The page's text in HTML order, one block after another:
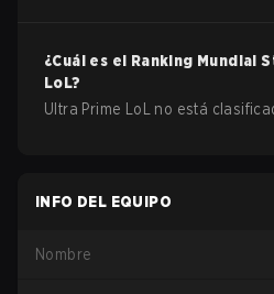
¿Cuál es el Ranking Mundial
LoL?
Ultra Prime LoL no está
INFO DEL EQUIPO
Nombre